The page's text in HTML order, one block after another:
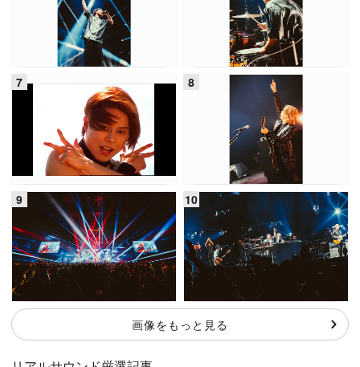
画像をもっと見る